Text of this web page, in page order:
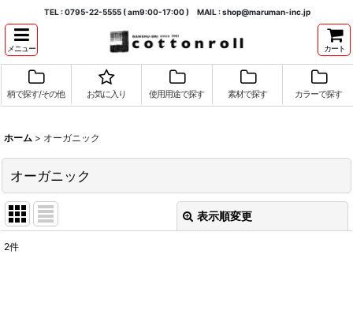
TEL : 0795-22-5555 ( am9:00-17:00 ) MAIL : shop@maruman-inc.jp
メニュー カート
柄で探す/その他 お気に入り 使用用途で探す 素材で探す カラーで探す
ホーム > オーガニック
オーガニック
表示順変更
2件